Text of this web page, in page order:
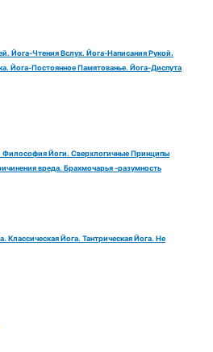
Йога-Чтения Вслух. Йога-Написания Рукой.
Йога-Постоянное Памятованье. Йога-Диспута
Философия Йоги. Сверхлогичные Принципы
вреда. Брахмочарья -разумность
Классическая Йога. Тантрическая Йога. Не